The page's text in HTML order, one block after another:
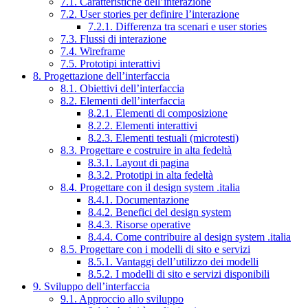
7.2. User stories per definire l’interazione
7.2.1. Differenza tra scenari e user stories
7.3. Flussi di interazione
7.4. Wireframe
7.5. Prototipi interattivi
8. Progettazione dell’interfaccia
8.1. Obiettivi dell’interfaccia
8.2. Elementi dell’interfaccia
8.2.1. Elementi di composizione
8.2.2. Elementi interattivi
8.2.3. Elementi testuali (microtesti)
8.3. Progettare e costruire in alta fedeltà
8.3.1. Layout di pagina
8.3.2. Prototipi in alta fedeltà
8.4. Progettare con il design system .italia
8.4.1. Documentazione
8.4.2. Benefici del design system
8.4.3. Risorse operative
8.4.4. Come contribuire al design system .italia
8.5. Progettare con i modelli di sito e servizi
8.5.1. Vantaggi dell’utilizzo dei modelli
8.5.2. I modelli di sito e servizi disponibili
9. Sviluppo dell’interfaccia
9.1. Approccio allo sviluppo